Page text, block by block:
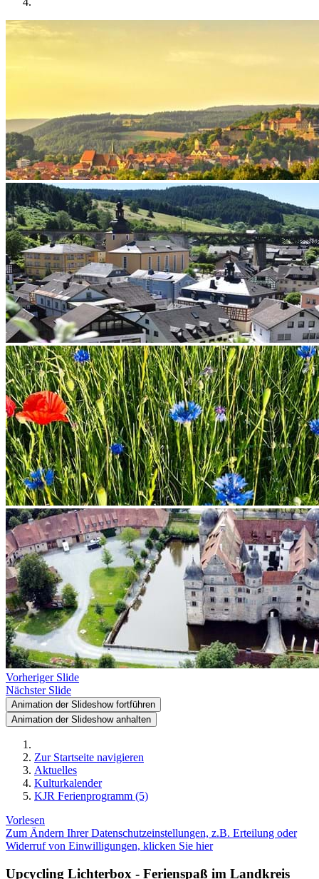
Vorheriger Slide
Nächster Slide
Animation der Slideshow fortführen
Animation der Slideshow anhalten
Zur Startseite navigieren
Aktuelles
Kulturkalender
KJR Ferienprogramm (5)
Vorlesen
Zum Ändern Ihrer Datenschutzeinstellungen, z.B. Erteilung oder
Widerruf von Einwilligungen, klicken Sie hier
Upcycling Lichterbox - Ferienspaß im Landkreis